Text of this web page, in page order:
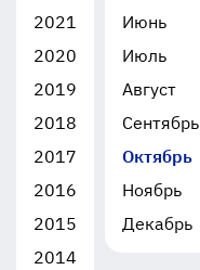
2021
2020
2019
2018
2017
2016
2015
2014
Июнь
Июль
Август
Сентябрь
Октябрь
Ноябрь
Декабрь